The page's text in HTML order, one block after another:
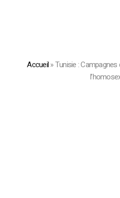
Accueil»Tunisie :